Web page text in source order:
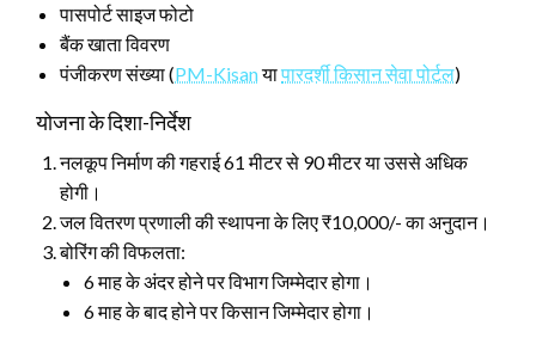
पासपोर्ट साइज फोटो
बैंक खाता विवरण
पंजीकरण संख्या (PM-Kisanयापारदर्शी किसान सेवा पोर्टल)
योजना के दिशा-निर्देश
नलकूप निर्माण की गहराई 61 मीटर से 90 मीटर या उससे अधिक
होगी।
जल वितरण प्रणाली की स्थापना के लिए ₹10,000/- का अनुदान।
बोरिंग की विफलता:
6 माह के अंदर होने पर विभाग जिम्मेदार होगा।
6 माह के बाद होने पर किसान जिम्मेदार होगा।